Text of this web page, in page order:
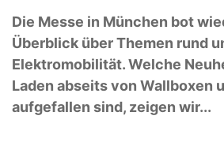
Die Messe in München bot
Überblick über Themen rund
Elektromobilität. Welche
Laden abseits von Wallboxen
aufgefallen sind, zeigen wir...